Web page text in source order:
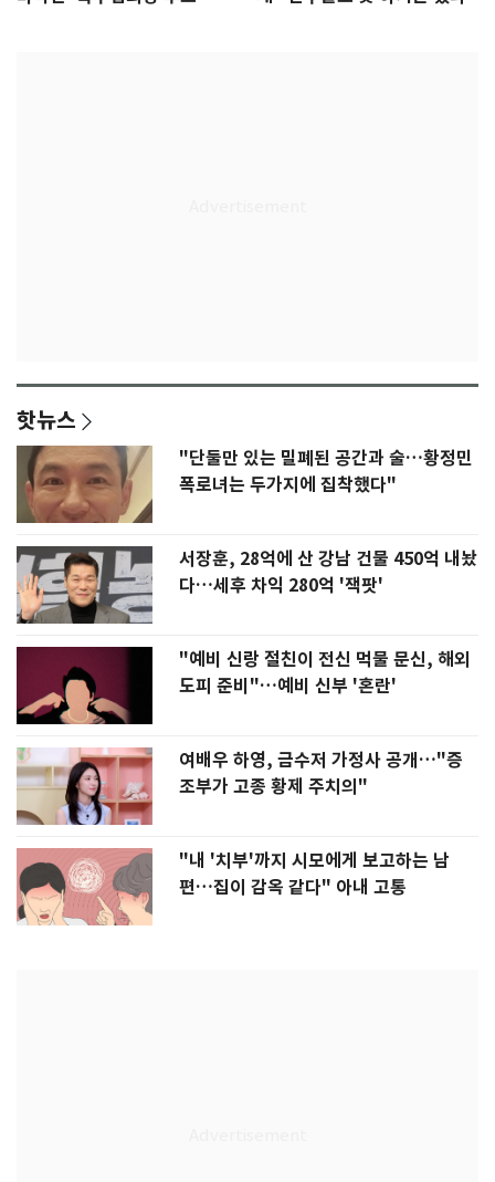
핫뉴스
"단둘만 있는 밀폐된 공간과 술…황정민
폭로녀는 두가지에 집착했다"
서장훈, 28억에 산 강남 건물 450억 내놨
다…세후 차익 280억 '잭팟'
"예비 신랑 절친이 전신 먹물 문신, 해외
도피 준비"…예비 신부 '혼란'
여배우 하영, 금수저 가정사 공개…"증
조부가 고종 황제 주치의"
"내 '치부'까지 시모에게 보고하는 남
편…집이 감옥 같다" 아내 고통